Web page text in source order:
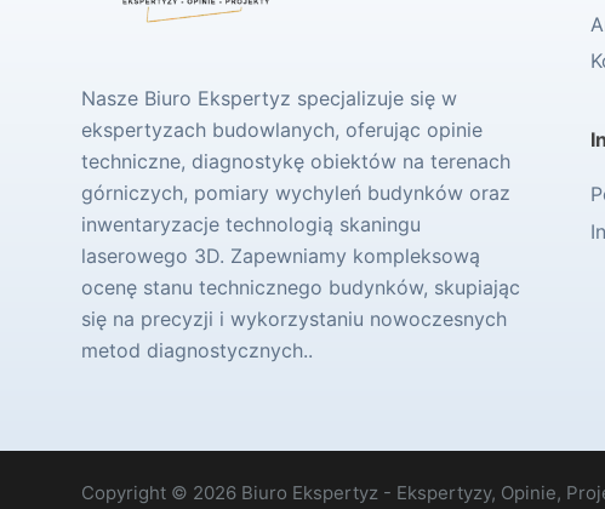
Nasze Biuro Ekspertyz specjalizuje się w
ekspertyzach budowlanych, oferując opinie
techniczne, diagnostykę obiektów na terenach
górniczych, pomiary wychyleń budynków oraz
inwentaryzacje technologią skaningu
laserowego 3D. Zapewniamy kompleksową
ocenę stanu technicznego budynków, skupiając
się na precyzji i wykorzystaniu nowoczesnych
metod diagnostycznych..
Copyright © 2026 Biuro Ekspertyz - Ekspertyzy, Opinie,